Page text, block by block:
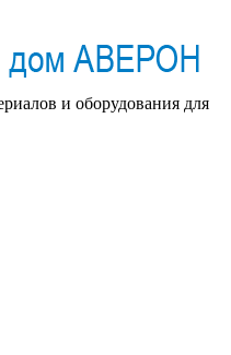
и оборудования для